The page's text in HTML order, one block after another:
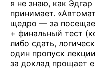
я не знаю, как
принимает.
щедро — за
+ финальный тест
либо сдать,
один пропуск
за доклад прощает